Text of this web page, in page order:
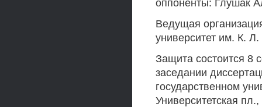
оппоненты: Глушак
Ведущая
университет им. К. Л.
Защита состоится 8
заседании
государственном
Университетская